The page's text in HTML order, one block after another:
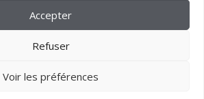
Accepter
Refuser
Voir les préférences